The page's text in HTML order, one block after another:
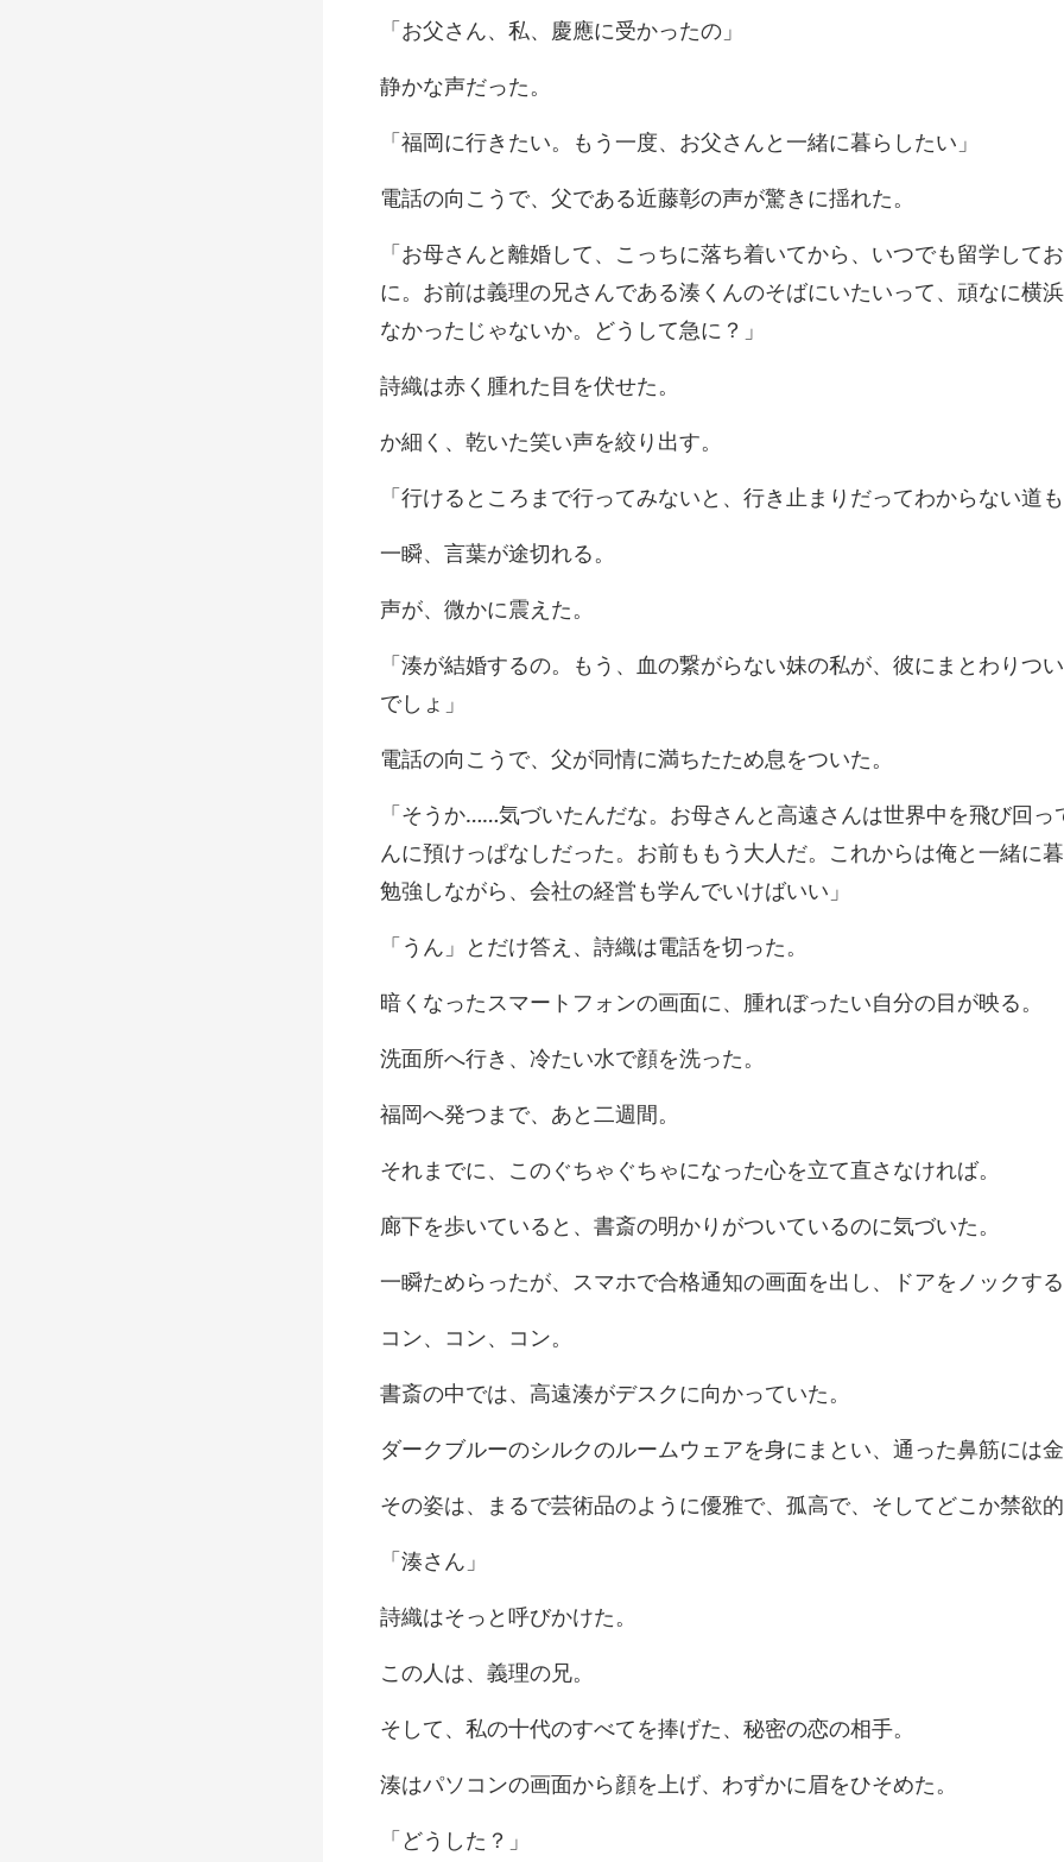
、私、慶應
な声
もう一度、お父さん
父である近藤彰の
に。お前は義理の兄さんである湊くんのそばにいたいっ
く腫れた
いた笑い声
みないと、行き止まりだっ
言葉が
微かに
繋がらない妹の私が、彼にまと
父が同情に満ちた
んに預けっぱなしだった。お前ももう大人だ。これからは俺
け答え、詩織
ォンの画面に、腫れぼ
、冷たい水で
つまで、
ちゃぐちゃになった
、書斎の明かりがつ
ホで合格通知の画面を出
コン、
高遠湊がデスク
ームウェアを身にまとい、
ように優雅で、孤高で、そ
湊
っと呼び
は、義
のすべてを捧げた
から顔を上げ、わず
うし